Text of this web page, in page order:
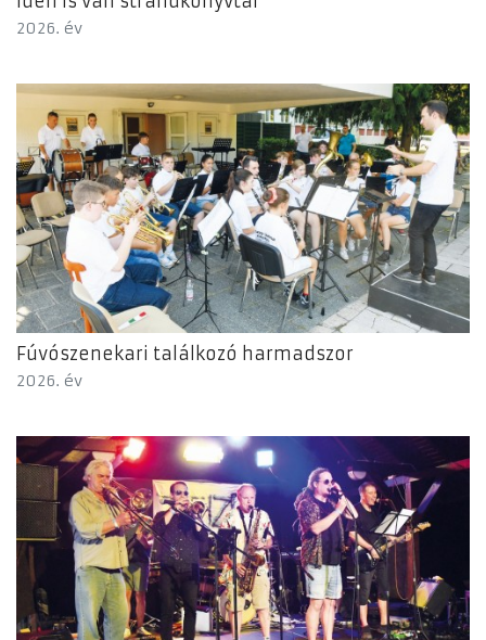
2026. év
Fúvószenekari találkozó harmadszor
2026. év